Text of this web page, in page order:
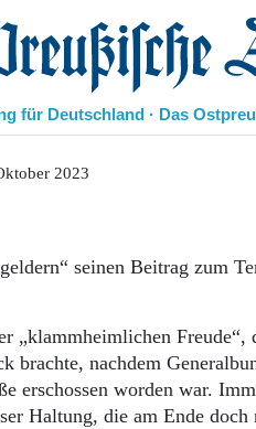
Allgemeine Zeitung
für Deutschland · Das
Berlin-
2023
seinen Beitrag zum
„klammheimlichen Freude“,
brachte, nachdem
erschossen worden war.
Haltung, die am Ende